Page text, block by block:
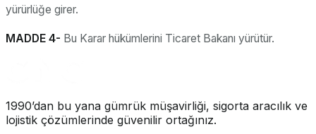
yürürlüğe girer.
MADDE 4- Bu Karar hükümlerini Ticaret Bakanı yürütür.
1990’dan bu yana gümrük müşavirliği, sigorta aracılık ve
lojistik çözümlerinde güvenilir ortağınız.